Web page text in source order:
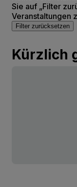
Sie auf „Filter
Veranstaltungen
Filter zurücksetzen
Kürzlich